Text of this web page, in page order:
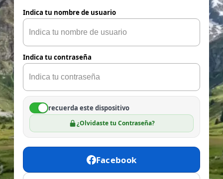
Indica tu nombre de usuario
Indica tu contraseña
recuerda este dispositivo
¿Olvidaste tu Contraseña?
Facebook